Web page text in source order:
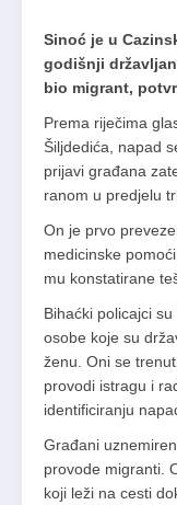
Sinoć je u
godišnji
bio migrant,
Prema riječima
Šiljdedića, napad
prijavi građana
ranom u predjelu
On je prvo
medicinske
mu konstatirane
Bihaćki policajci
osobe koje su
ženu. Oni se
provodi istragu i
identificiranju
Građani
provode migranti.
koji leži na cesti